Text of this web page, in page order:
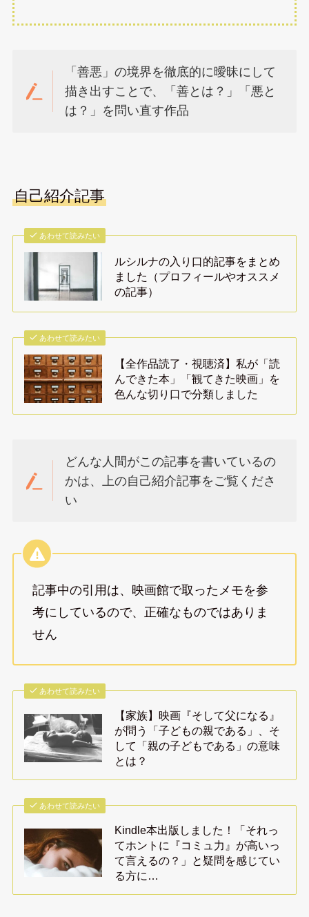
「善悪」の境界を徹底的に曖昧にして
描き出すことで、「善とは？」「悪と
は？」を問い直す作品
自己紹介記事
あわせて読みたい
ルシルナの入り口的記事をまとめ
ました（プロフィールやオススメ
の記事）
あわせて読みたい
【全作品読了・視聴済】私が「読
んできた本」「観てきた映画」を
色んな切り口で分類しました
どんな人間がこの記事を書いているの
かは、上の自己紹介記事をご覧くださ
い
記事中の引用は、映画館で取ったメモを参
考にしているので、正確なものではありま
せん
あわせて読みたい
【家族】映画『そして父になる』
が問う「子どもの親である」、そ
して「親の子どもである」の意味
とは？
あわせて読みたい
Kindle本出版しました！「それっ
てホントに『コミュ力』が高いっ
て言えるの？」と疑問を感じてい
る方に…